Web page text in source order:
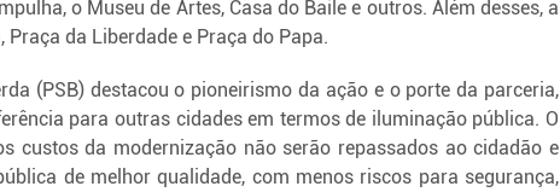
o Museu de Artes, Casa do Baile e outros. Além desses, a
Praça da Liberdade e Praça do Papa.
(PSB) destacou o pioneirismo da ação e o porte da parceria,
para outras cidades em termos de iluminação pública. O
custos da modernização não serão repassados ao cidadão e
de melhor qualidade, com menos riscos para segurança,